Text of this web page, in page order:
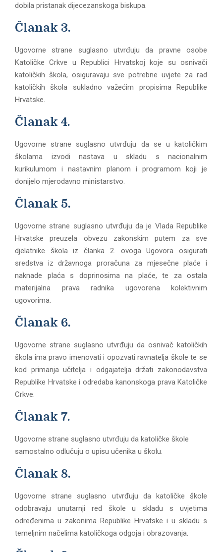
dobila pristanak dijecezanskoga biskupa.
Članak 3.
Ugovorne strane suglasno utvrđuju da pravne osobe
Katoličke Crkve u Republici Hrvatskoj koje su osnivači
katoličkih škola, osiguravaju sve potrebne uvjete za rad
katoličkih škola sukladno važećim propisima Republike
Hrvatske.
Članak 4.
Ugovorne strane suglasno utvrđuju da se u katoličkim
školama izvodi nastava u skladu s nacionalnim
kurikulumom i nastavnim planom i programom koji je
donijelo mjerodavno ministarstvo.
Članak 5.
Ugovorne strane suglasno utvrđuju da je Vlada Republike
Hrvatske preuzela obvezu zakonskim putem za sve
djelatnike škola iz članka 2. ovoga Ugovora osigurati
sredstva iz državnoga proračuna za mjesečne plaće i
naknade plaća s doprinosima na plaće, te za ostala
materijalna prava radnika ugovorena kolektivnim
ugovorima.
Članak 6.
Ugovorne strane suglasno utvrđuju da osnivač katoličkih
škola ima pravo imenovati i opozvati ravnatelja škole te se
kod primanja učitelja i odgajatelja držati zakonodavstva
Republike Hrvatske i odredaba kanonskoga prava Katoličke
Crkve.
Članak 7.
Ugovorne strane suglasno utvrđuju da katoličke škole
samostalno odlučuju o upisu učenika u školu.
Članak 8.
Ugovorne strane suglasno utvrđuju da katoličke škole
odobravaju unutarnji red škole u skladu s uvjetima
određenima u zakonima Republike Hrvatske i u skladu s
temeljnim načelima katoličkoga odgoja i obrazovanja.